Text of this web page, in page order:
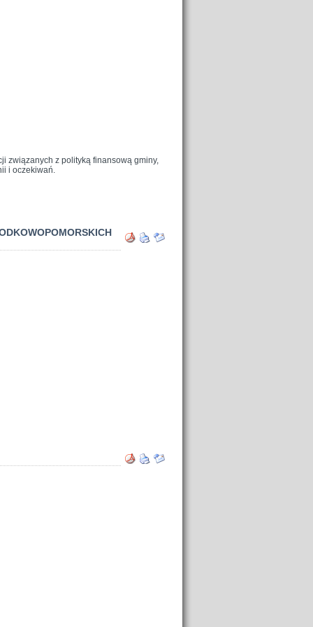
związanych z polityką finansową gminy,
i oczekiwań.